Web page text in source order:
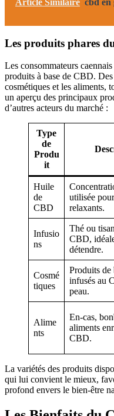
Article Similaire cbd en
Les produits phares
Les consommateurs
produits à base de CBD.
cosmétiques et les aliments,
un aperçu des principaux
d’autres acteurs du marché :
Type
de
Produ
it
Huile
de
CBD
utilisée
relaxants.
Infusio
ns
Thé ou
CBD,
détendre.
Cosmé
tiques
Produits de
infusés au
peau.
Alime
nts
En-cas,
aliments
CBD.
La variétés des produits
qui lui convient le mieux,
profond envers le bien-être